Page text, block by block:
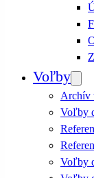
Voľby
Archív
Voľby
Voľby